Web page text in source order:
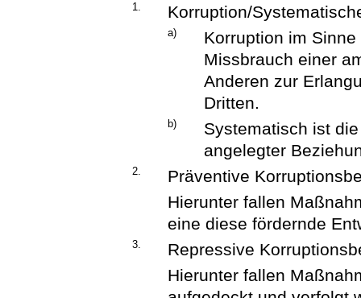
1. Korruption/
a)
Korruption im
Missbrauch einer
Anderen zur
Dritten.
b)
Systematisch ist
angelegter
2.
Präventive
Hierunter fallen
eine diese fördernde
3.
Repressive
Hierunter fallen